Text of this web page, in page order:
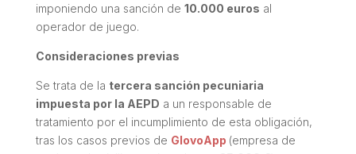
imponiendo una sanción de 10.000 euros al
operador de juego.
Consideraciones previas
Se trata de la tercera sanción pecuniaria
impuesta por la AEPD a un responsable de
tratamiento por el incumplimiento de esta obligación,
tras los casos previos de GlovoApp (empresa de